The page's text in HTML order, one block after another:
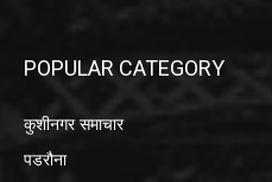
POPULAR CATEGORY
कुशीनगर समाचार
पडरौना